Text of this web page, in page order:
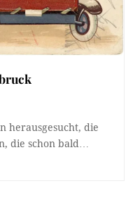
herausgesucht, die
die schon bald…